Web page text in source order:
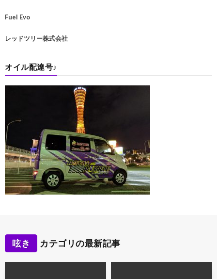
Fuel Evo
レッドツリー株式会社
オイル配達号♪
呟き カテゴリの最新記事